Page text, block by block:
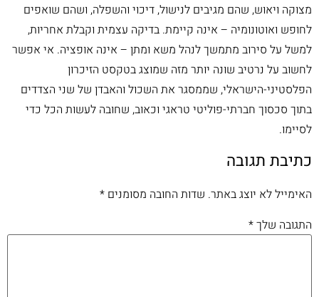
מצוקה ויאוש, שהם מגיבים לנישול, דיכוי והשפלה, ושהם שואפים
לחופש ואוטונומיה – אינה קיימת. בדיקה עצמית וקבלת אחריות,
למשל על סירוב מתמשך לנהל משא ומתן – אינה אופציה. אי אפשר
לחשוב על נרטיב שונה יותר מזה שמוצג בטקסט הזיכרון
הפלסטיני-הישראלי, שממסגר את השכול והאבדן של שני הצדדים
בתוך סכסוך חברתי-פוליטי טראגי וכאוב, שחובה לעשות הכל כדי
לסיימו.
כתיבת תגובה
האימייל לא יוצג באתר. שדות החובה מסומנים *
התגובה שלך*